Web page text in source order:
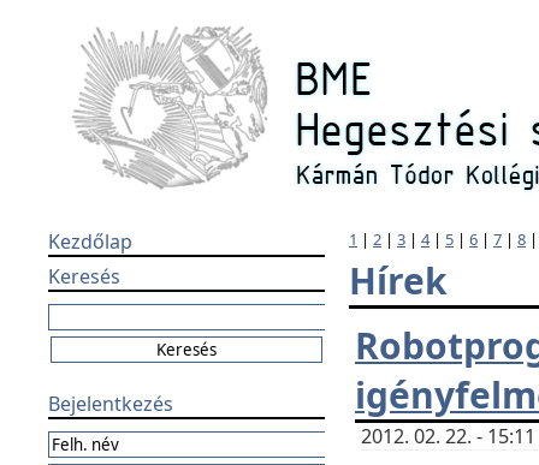
Kezdőlap
Keresés
Bejelentkezés
1 | 2 | 3 | 4| 5 | 6 | 7 | 8
Hírek
2012. 02. 22. -